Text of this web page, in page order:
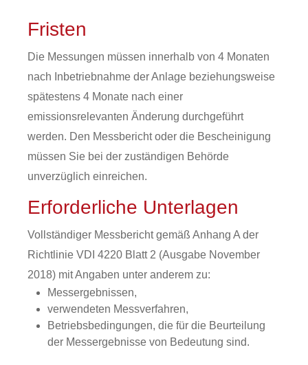
Fristen
Die Messungen müssen innerhalb von 4 Monaten
nach Inbetriebnahme der Anlage beziehungsweise
spätestens 4 Monate nach einer
emissionsrelevanten Änderung durchgeführt
werden. Den Messbericht oder die Bescheinigung
müssen Sie bei der zuständigen Behörde
unverzüglich einreichen.
Erforderliche Unterlagen
Vollständiger Messbericht gemäß Anhang A der
Richtlinie VDI 4220 Blatt 2 (Ausgabe November
2018) mit Angaben unter anderem zu:
Messergebnissen,
verwendeten Messverfahren,
Betriebsbedingungen, die für die Beurteilung
der Messergebnisse von Bedeutung sind.